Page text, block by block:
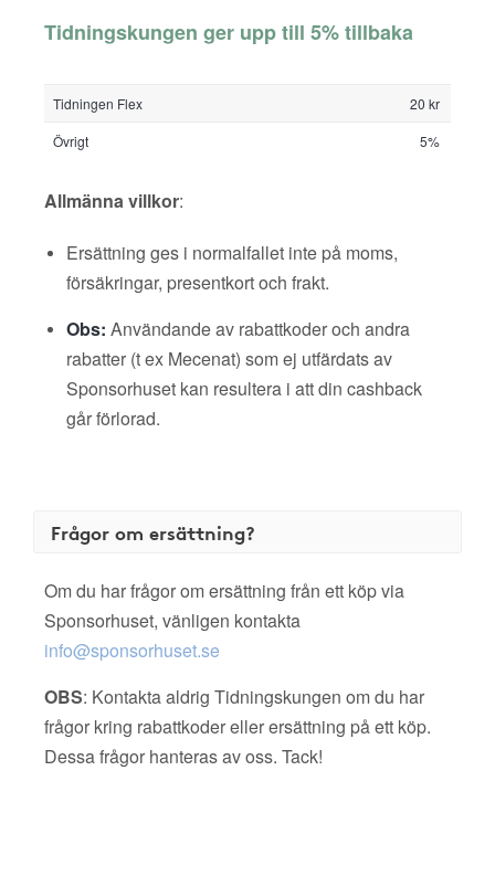
Tidningskungen ger upp till 5% tillbaka
Tidningen Flex
20 kr
Övrigt
5%
Allmänna villkor:
Ersättning ges i normalfallet inte på moms,
försäkringar, presentkort och frakt.
Obs: Användande av rabattkoder och andra
rabatter (t ex Mecenat) som ej utfärdats av
Sponsorhuset kan resultera i att din cashback
går förlorad.
Frågor om ersättning?
Om du har frågor om ersättning från ett köp via
Sponsorhuset, vänligen kontakta
info@sponsorhuset.se
OBS: Kontakta aldrig Tidningskungen om du har
frågor kring rabattkoder eller ersättning på ett köp.
Dessa frågor hanteras av oss. Tack!